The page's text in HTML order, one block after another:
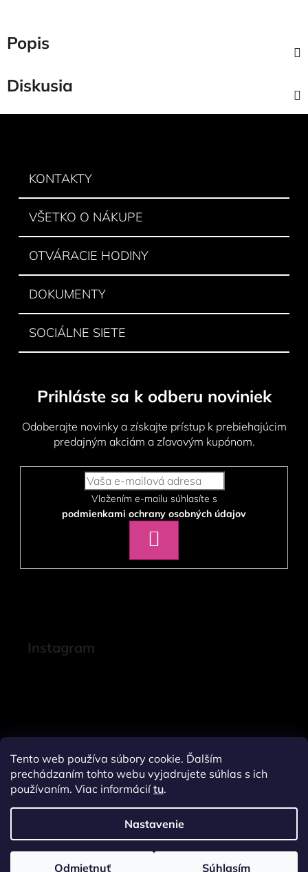
Tento web používa súbory cookie. Ďalším
prechádzaním tohto webu vyjadrujete súhlas s ich
používaním. Viac informáciítu.
Nastavenie
Odmietnuť Súhlasím
Popis
Diskusia
KONTAKTY
VŠETKO O NÁKUPE
OTVÁRACIE HODINY
DOKUMENTY
SOCIÁLNE SIETE
Prihláste sa k odberu noviniek
Odoberajte novinky a získajte prístup k prebiehajúcim
predajným akciám a zľavovým kupónom.
podmienkami ochrany osobných údajov
SA
Instagram
Vytvoril Shoptet
Adatelier